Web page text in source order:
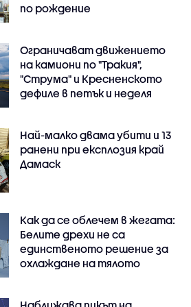
по рождение
Ограничават движението
на камиони по "Тракия",
"Струма" и Кресненското
дефиле в петък и неделя
Най-малко двама убити и 13
ранени при експлозия край
Дамаск
Как да се облечем в жегата:
Белите дрехи не са
единственото решение за
охлаждане на тялото